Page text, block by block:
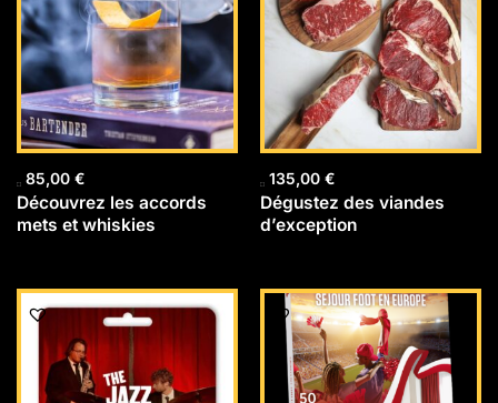
85,00 €
Découvrez les accords
mets et whiskies
135,00 €
Dégustez des viandes
d’exception